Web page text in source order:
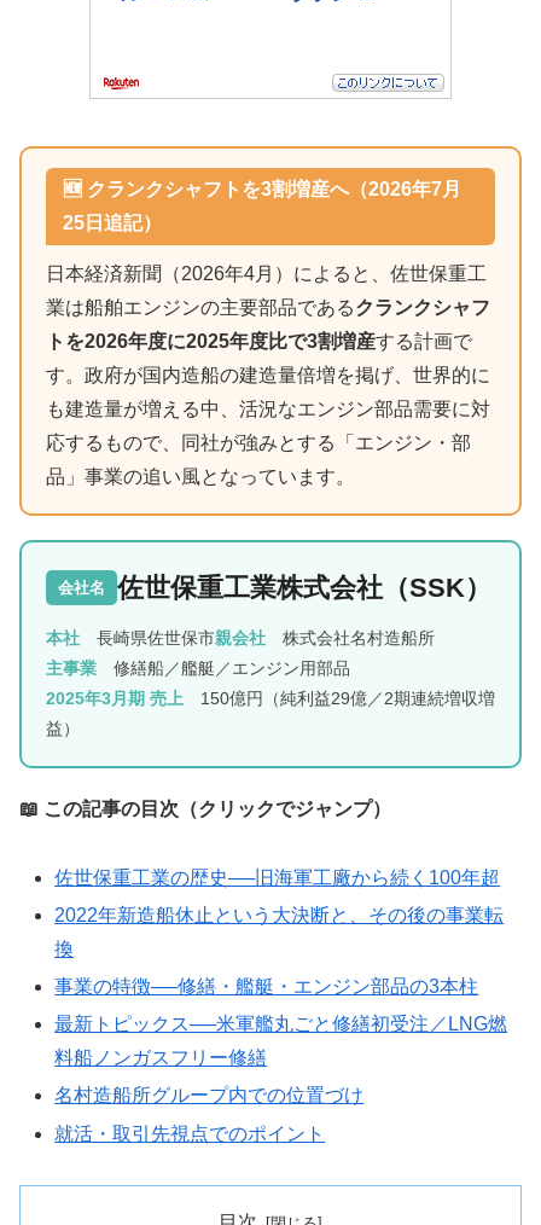
🆕 クランクシャフトを3割増産へ（2026年7月
25日追記）
日本経済新聞（2026年4月）によると、佐世保重工
業は船舶エンジンの主要部品であるクランクシャフ
トを2026年度に2025年度比で3割増産する計画で
す。政府が国内造船の建造量倍増を掲げ、世界的に
も建造量が増える中、活況なエンジン部品需要に対
応するもので、同社が強みとする「エンジン・部
品」事業の追い風となっています。
会社名 佐世保重工業株式会社（SSK）
本社 長崎県佐世保市親会社 株式会社名村造船所
主事業 修繕船／艦艇／エンジン用部品
2025年3月期 売上 150億円（純利益29億／2期連続増収増
益）
📖 この記事の目次（クリックでジャンプ）
佐世保重工業の歴史──旧海軍工廠から続く100年超
2022年新造船休止という大決断と、その後の事業転
換
事業の特徴──修繕・艦艇・エンジン部品の3本柱
最新トピックス──米軍艦丸ごと修繕初受注／LNG燃
料船ノンガスフリー修繕
名村造船所グループ内での位置づけ
就活・取引先視点でのポイント